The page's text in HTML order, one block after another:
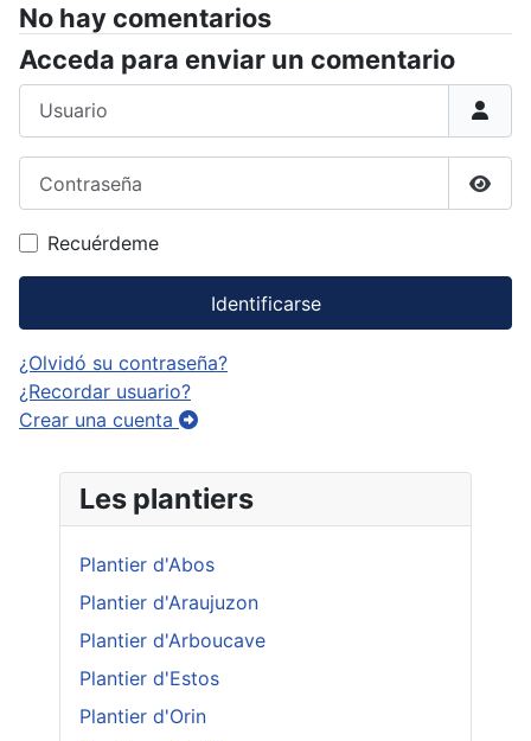
No hay comentarios
Acceda para enviar un comentario
Recuérdeme
Identificarse
¿Olvidó su contraseña?
¿Recordar usuario?
Crear una cuenta
Les plantiers
Plantier d'Abos
Plantier d'Araujuzon
Plantier d'Arboucave
Plantier d'Estos
Plantier d'Orin